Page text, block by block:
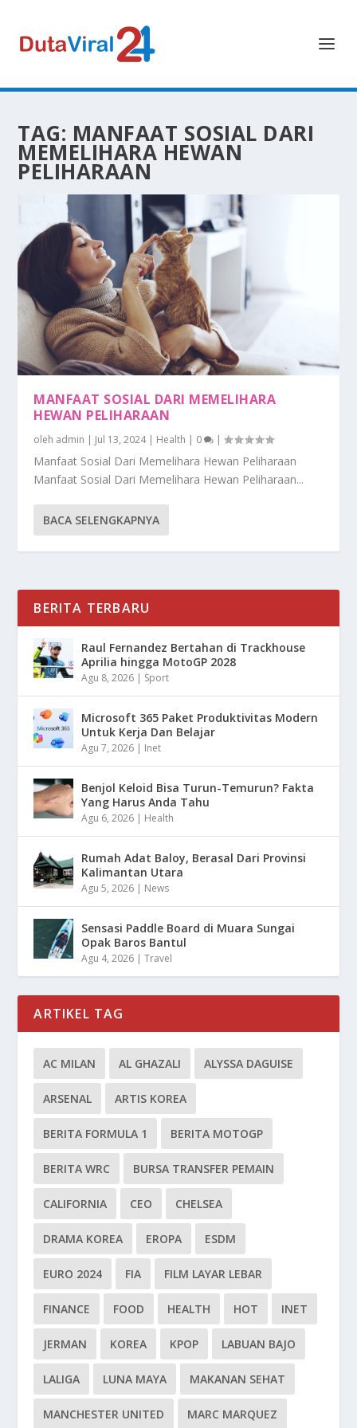
TAG: MANFAAT SOSIAL DARI
MEMELIHARA HEWAN
PELIHARAAN
MANFAAT SOSIAL DARI MEMELIHARA
HEWAN PELIHARAAN
oleh admin | Jul 13, 2024| Health | 0 |
Manfaat Sosial Dari Memelihara Hewan Peliharaan
Manfaat Sosial Dari Memelihara Hewan Peliharaan...
BACA SELENGKAPNYA
BERITA TERBARU
Raul Fernandez Bertahan di Trackhouse
Aprilia hingga MotoGP 2028
Agu 8, 2026 | Sport
Microsoft 365 Paket Produktivitas Modern
Untuk Kerja Dan Belajar
Agu 7, 2026 | Inet
Benjol Keloid Bisa Turun-Temurun? Fakta
Yang Harus Anda Tahu
Agu 6, 2026 | Health
Rumah Adat Baloy, Berasal Dari Provinsi
Kalimantan Utara
Agu 5, 2026 | News
Sensasi Paddle Board di Muara Sungai
Opak Baros Bantul
Agu 4, 2026 |Travel
ARTIKEL TAG
AC MILAN AL GHAZALI ALYSSA DAGUISE
ARSENAL ARTIS KOREA
BERITA FORMULA 1 BERITA MOTOGP
BERITA WRC BURSA TRANSFER PEMAIN
CALIFORNIA CEO CHELSEA
DRAMA KOREA EROPA ESDM
EURO 2024 FIA FILM LAYAR LEBAR
FINANCE FOOD HEALTH HOT INET
JERMAN KOREA KPOP LABUAN BAJO
LALIGA LUNA MAYA MAKANAN SEHAT
MANCHESTER UNITED MARC MARQUEZ